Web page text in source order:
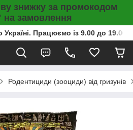
знижку за промокодом
на замовлення
Україні. Працюємо із 9.00 до
Родентициди (зооциди) від гризунів